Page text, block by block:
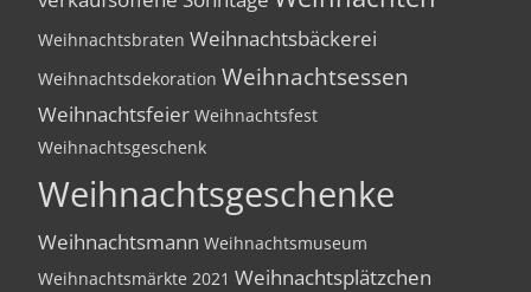
Weihnachtsbraten Weihnachtsbäckerei
Weihnachtsdekoration Weihnachtsessen
Weihnachtsfeier Weihnachtsfest
Weihnachtsgeschenk
Weihnachtsgeschenke
Weihnachtsmann Weihnachtsmuseum
Weihnachtsmärkte 2021 Weihnachtsplätzchen